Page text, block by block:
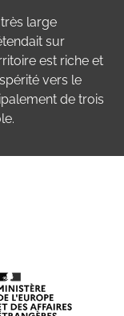
large
sur
est riche et
vers le
de trois